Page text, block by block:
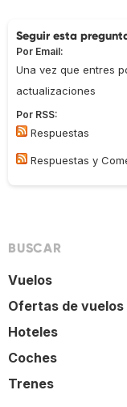
Seguir esta
Por Email:
Una vez que entres
actualizaciones
Por RSS:
Respuestas
Respuestas y
BUSCAR
Vuelos
Ofertas de vuelos
Hoteles
Coches
Trenes